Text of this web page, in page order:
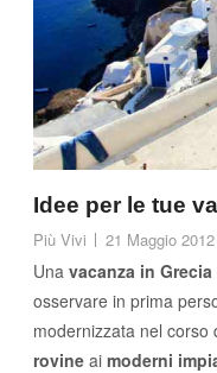
Idee per le tue
Più Vivi 21 Maggio 2012
Una vacanza in Grecia
osservare in prima
modernizzata nel corso
rovine ai moderni